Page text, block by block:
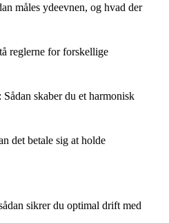
måles ydeevnen, og hvad der
reglerne for forskellige
skaber du et harmonisk
det betale sig at holde
sikrer du optimal drift med